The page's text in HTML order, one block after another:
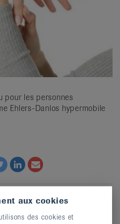
pour les personnes
Ehlers-Danlos hypermobile
TwitterEmail
aux cookies
des cookies et